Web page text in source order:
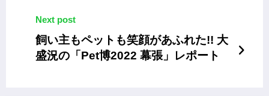
Next post
飼い主もペットも笑顔があふれた!! 大
盛況の「Pet博2022 幕張」レポート